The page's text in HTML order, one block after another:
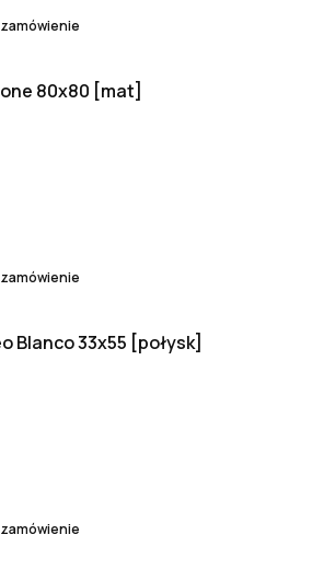
80x80 [mat]
Blanco 33x55 [połysk]